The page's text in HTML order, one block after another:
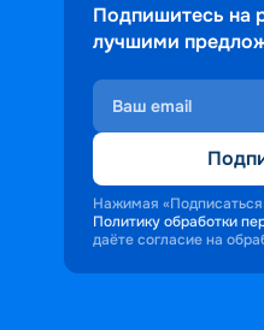
Подпишитесь на
лучшими
Нажимая
Политику обработки
даёте согласие на